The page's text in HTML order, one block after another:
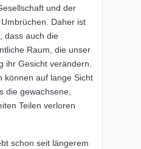
und der
Daher ist
dass auch die
Raum, die unser
ihr Gesicht verändern.
können auf lange Sicht
die gewachsene,
Teilen verloren
schon seit längerem